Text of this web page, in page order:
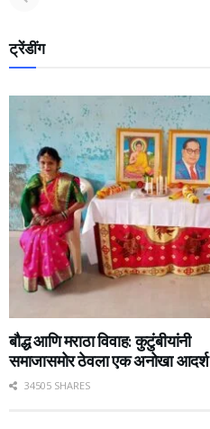
ट्रेंडींग
बौद्ध आणि मराठा विवाह: कुटुंबीयांनी
समाजासमोर ठेवला एक अनोखा आदर्श
34505 SHARES